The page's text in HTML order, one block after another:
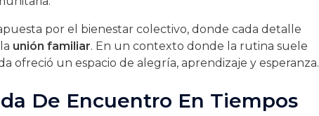
por el bienestar colectivo, donde cada detalle
unión familiar. En un contexto donde la rutina suele
ofreció un espacio de alegría, aprendizaje y esperanza.
De Encuentro En Tiempos